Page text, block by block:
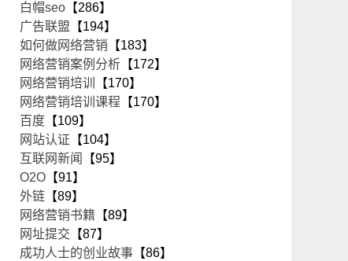
白帽seo 【286】
广告联盟 【194】
如何做网络营销 【183】
网络营销案例分析 【172】
网络营销培训
【170】
网络营销培训课程 【170】
百度 【109】
网站认证 【104】
互联网新闻
【95】
O2O 【91】
外链 【89】
网络营销书籍 【89】
网址提交 【87】
成功人士的创业故事 【86】